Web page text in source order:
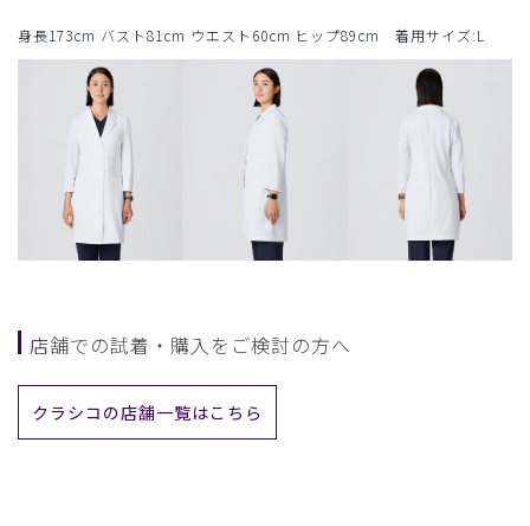
身長173cm バスト81cm ウエスト60cm ヒップ89cm 着用サイズ:L
店舗での試着・購入をご検討の方へ
クラシコの店舗一覧はこちら